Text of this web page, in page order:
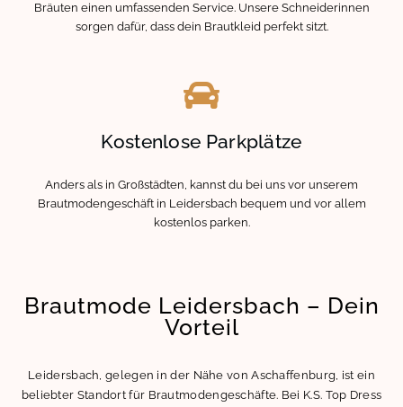
Bräuten einen umfassenden Service. Unsere Schneiderinnen
sorgen dafür, dass dein Brautkleid perfekt sitzt.
Kostenlose Parkplätze
Anders als in Großstädten, kannst du bei uns vor unserem
Brautmodengeschäft in Leidersbach bequem und vor allem
kostenlos parken.
Brautmode Leidersbach – Dein
Vorteil
Leidersbach, gelegen in der Nähe von Aschaffenburg, ist ein
beliebter Standort für Brautmodengeschäfte. Bei K.S. Top Dress